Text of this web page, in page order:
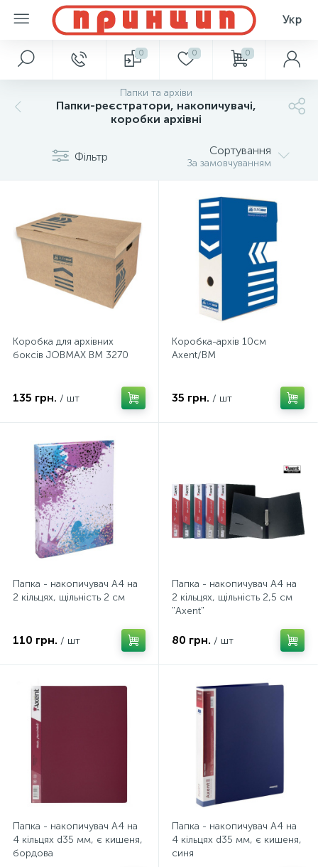
Укр
0 0 0
Папки та архіви
Папки-реєстратори, накопичувачі,
коробки архівні
Фільтр Сортування
За замовчуванням
Коробка для архівних
боксів JOBMAX BM 3270
135 грн. / шт
Коробка-архів 10см
Axent/BM
35 грн. / шт
Папка - накопичувач А4 на
2 кільцях, щільність 2 см
110 грн. / шт
Папка - накопичувач А4 на
2 кільцях, щільність 2,5 см
"Axent"
80 грн. / шт
Папка - накопичувач А4 на
4 кільцях d35 мм, є кишеня,
бордова
Папка - накопичувач А4 на
4 кільцях d35 мм, є кишеня,
синя